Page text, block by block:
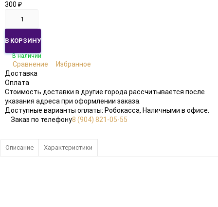
300 ₽
В КОРЗИНУ
В наличии
Сравнение
Избранное
Доставка
Оплата
Стоимость доставки в другие города рассчитывается после
указания адреса при оформлении заказа.
Доступные варианты оплаты: Робокасса, Наличными в офисе.
Заказ по телефону8 (904) 821-05-55
Описание Характеристики